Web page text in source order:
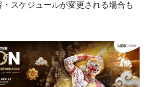
スケジュールが変更される場合も